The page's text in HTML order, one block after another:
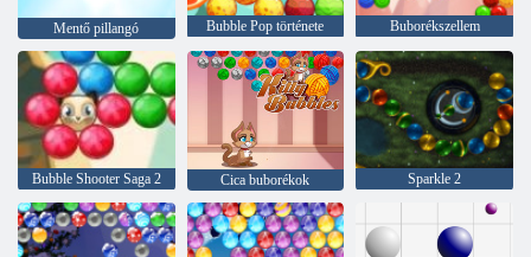
Mentő pillangó Bubble Pop története Buborékszellem
Bubble Shooter Saga 2 Cica buborékok Sparkle 2